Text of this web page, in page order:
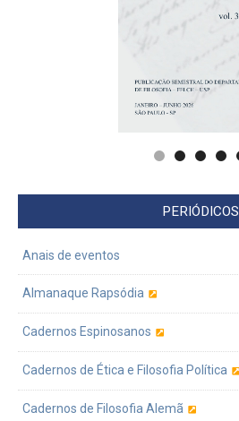
PERIÓDICOS
Anais de eventos
Almanaque Rapsódia
Cadernos Espinosanos
Cadernos de Ética e Filosofia Política
Cadernos de Filosofia Alemã